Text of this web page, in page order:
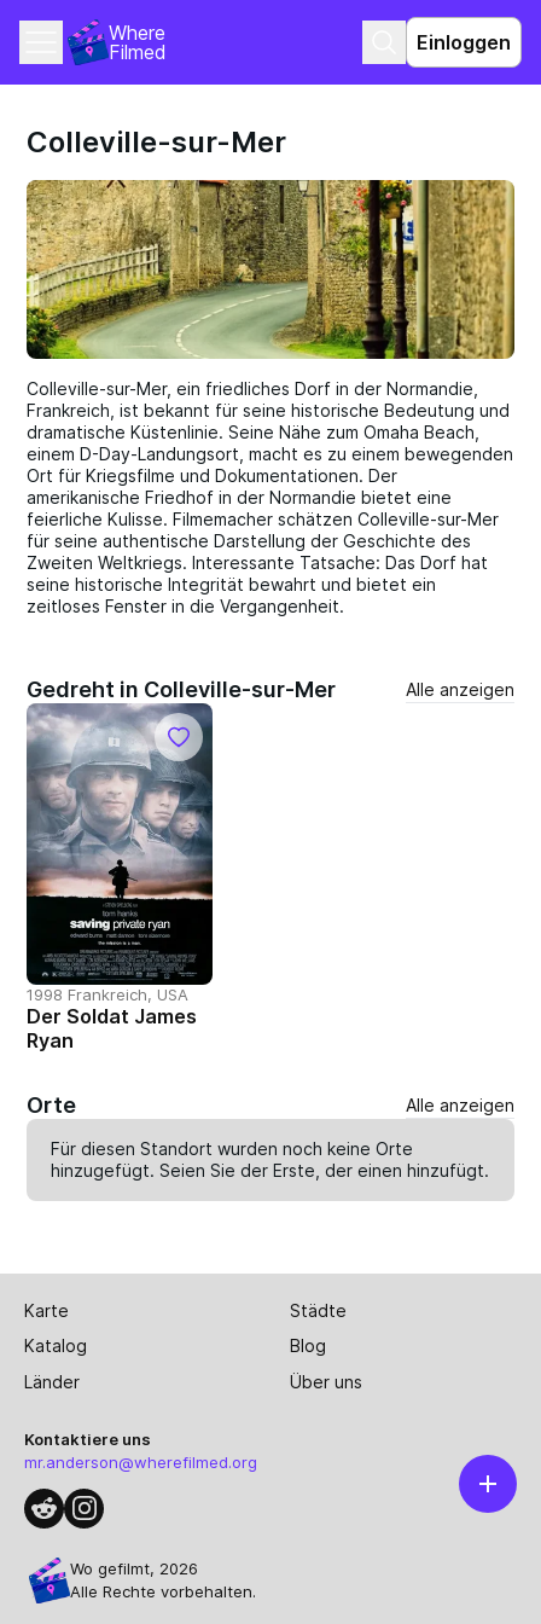
Where
Filmed
Einloggen
Colleville-sur-Mer
Colleville-sur-Mer, ein friedliches Dorf in der Normandie,
Frankreich, ist bekannt für seine historische Bedeutung und
dramatische Küstenlinie. Seine Nähe zum Omaha Beach,
einem D-Day-Landungsort, macht es zu einem bewegenden
Ort für Kriegsfilme und Dokumentationen. Der
amerikanische Friedhof in der Normandie bietet eine
feierliche Kulisse. Filmemacher schätzen Colleville-sur-Mer
für seine authentische Darstellung der Geschichte des
Zweiten Weltkriegs. Interessante Tatsache: Das Dorf hat
seine historische Integrität bewahrt und bietet ein
zeitloses Fenster in die Vergangenheit.
Gedreht in Colleville-sur-Mer Alle anzeigen
1998 Frankreich, USA
Der Soldat James
Ryan
Orte Alle anzeigen
Für diesen Standort wurden noch keine Orte
hinzugefügt. Seien Sie der Erste, der einenhinzufügt.
Karte
Städte
Katalog
Blog
Länder
Über uns
Kontaktiere uns
mr.anderson@wherefilmed.org
Wo gefilmt, 2026
Alle Rechte vorbehalten.